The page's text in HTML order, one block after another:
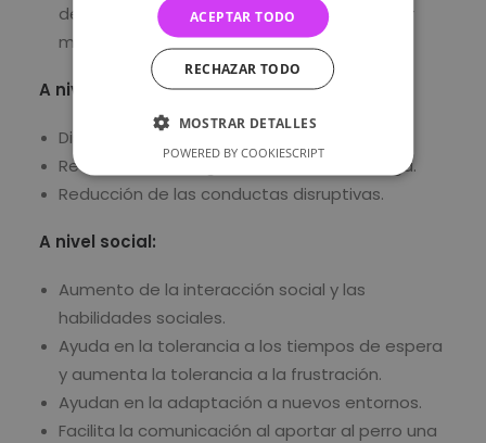
de fuga y permitiendo a los familiares tener
mayor tranquilidad.
A nivel emocional:
Disminución del estrés y la ansiedad.
Reducción del riesgo de conductas de fuga.
Reducción de las conductas disruptivas.
A nivel social:
Aumento de la interacción social y las
habilidades sociales.
Ayuda en la tolerancia a los tiempos de espera
y aumenta la tolerancia a la frustración.
Ayudan en la adaptación a nuevos entornos.
Facilita la comunicación al aportar al perro una
ACEPTAR TODO
RECHAZAR TODO
MOSTRAR DETALLES
POWERED BY COOKIESCRIPT